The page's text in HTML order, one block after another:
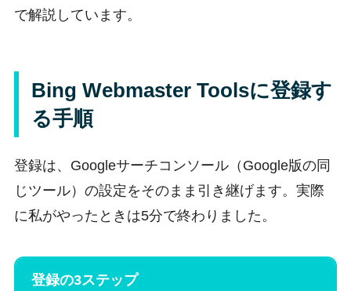
で解説しています。
Bing Webmaster Toolsに登録す
る手順
登録は、Googleサーチコンソール（Google版の同
じツール）の設定をそのまま引き継げます。実際
に私がやったときは5分で終わりました。
登録の3ステップ